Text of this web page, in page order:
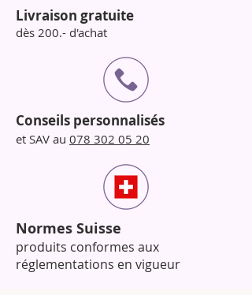
Livraison gratuite
dès 200.- d'achat
Conseils personnalisés
et SAV au 078 302 05 20
Normes Suisse
produits conformes aux
réglementations en vigueur